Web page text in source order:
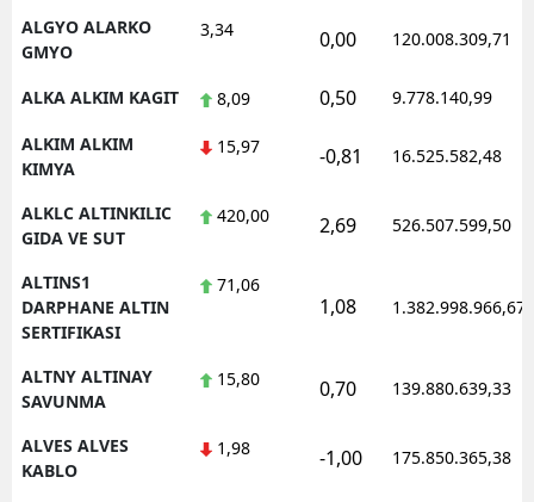
ALGYO ALARKO
GMYO
3,34 0,00 120.008.309,71
ALKA ALKIM KAGIT 8,09 0,50 9.778.140,99
ALKIM ALKIM
KIMYA
15,97 -0,81 16.525.582,48
ALKLC ALTINKILIC
GIDA VE SUT
420,00 2,69 526.507.599,50
ALTINS1
DARPHANE ALTIN
SERTIFIKASI
71,06
1,08 1.382.998.966,67
ALTNY ALTINAY
SAVUNMA
15,80 0,70 139.880.639,33
ALVES ALVES
KABLO
1,98 -1,00 175.850.365,38